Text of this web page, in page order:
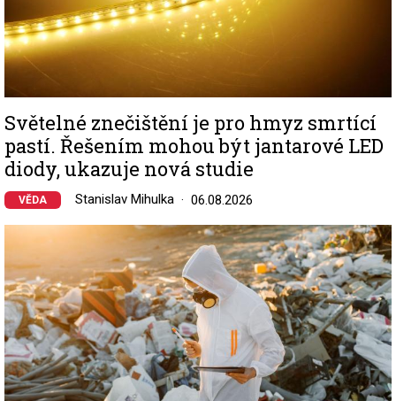
Světelné znečištění je pro hmyz smrtící
pastí. Řešením mohou být jantarové LED
diody, ukazuje nová studie
VĚDA Stanislav Mihulka 06.08.2026
Image